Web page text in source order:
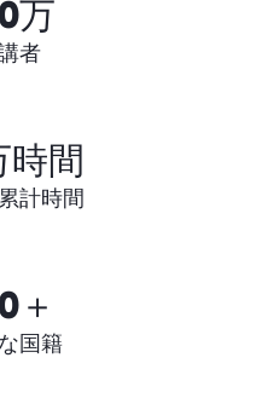
万
者
間
計時間
＋
国籍